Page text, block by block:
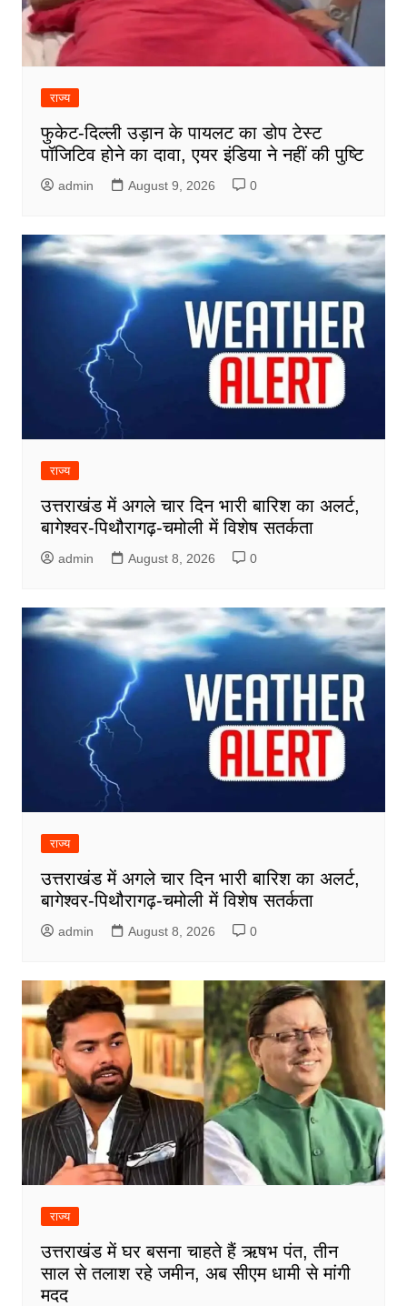
राज्य
फुकेट-दिल्ली उड़ान के पायलट का डोप टेस्ट
पॉजिटिव होने का दावा, एयर इंडिया ने नहीं की पुष्टि
admin August 9, 2026 0
राज्य
उत्तराखंड में अगले चार दिन भारी बारिश का अलर्ट,
बागेश्वर-पिथौरागढ़-चमोली में विशेष सतर्कता
admin August 8, 2026 0
राज्य
उत्तराखंड में अगले चार दिन भारी बारिश का अलर्ट,
बागेश्वर-पिथौरागढ़-चमोली में विशेष सतर्कता
admin August 8, 2026 0
राज्य
उत्तराखंड में घर बसना चाहते हैं ऋषभ पंत, तीन
साल से तलाश रहे जमीन, अब सीएम धामी से मांगी
मदद